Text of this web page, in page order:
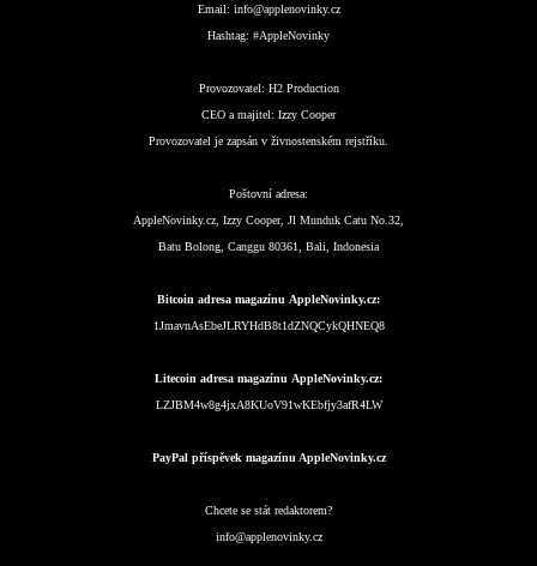
Email: info@applenovinky.cz
Hashtag: #AppleNovinky
Provozovatel: H2 Production
CEO a majitel: Izzy Cooper
Provozovatel je zapsán v živnostenském rejstříku.
Poštovní adresa:
AppleNovinky.cz, Izzy Cooper, Jl Munduk Catu No.32,
Batu Bolong, Canggu 80361, Bali, Indonesia
Bitcoin adresa magazínu AppleNovinky.cz:
1JmavnAsEbeJLRYHdB8t1dZNQCykQHNEQ8
Litecoin adresa magazínu AppleNovinky.cz:
LZJBM4w8g4jxA8KUoV91wKEbfjy3afR4LW
PayPal příspěvek magazínu AppleNovinky.cz
Chcete se stát redaktorem?
info@applenovinky.cz